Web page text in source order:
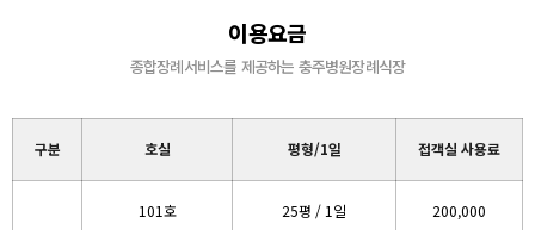
이용요금
종합장례서비스를 제공하는 충주병원장례식장
구분 호실 평형/1일 접객실 사용료
101호 25평 / 1일 200,000